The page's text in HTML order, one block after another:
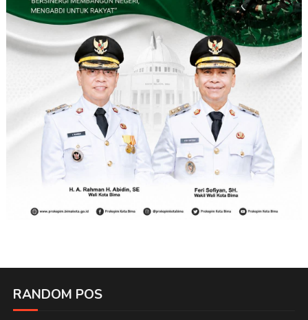
RANDOM POS